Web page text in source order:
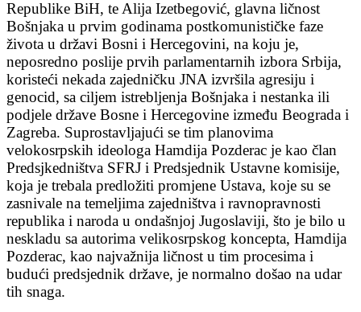
Republike BiH, te Alija Izetbegović, glavna ličnost
Bošnjaka u prvim godinama postkomunističke faze
života u državi Bosni i Hercegovini, na koju je,
neposredno poslije prvih parlamentarnih izbora Srbija,
koristeći nekada zajedničku JNA izvršila agresiju i
genocid, sa ciljem istrebljenja Bošnjaka i nestanka ili
podjele države Bosne i Hercegovine između Beograda i
Zagreba. Suprostavljajući se tim planovima
velokosrpskih ideologa Hamdija Pozderac je kao član
Predsjkedništva SFRJ i Predsjednik Ustavne komisije,
koja je trebala predložiti promjene Ustava, koje su se
zasnivale na temeljima zajedništva i ravnopravnosti
republika i naroda u ondašnjoj Jugoslaviji, što je bilo u
neskladu sa autorima velikosrpskog koncepta, Hamdija
Pozderac, kao najvažnija ličnost u tim procesima i
budući predsjednik države, je normalno došao na udar
tih snaga.